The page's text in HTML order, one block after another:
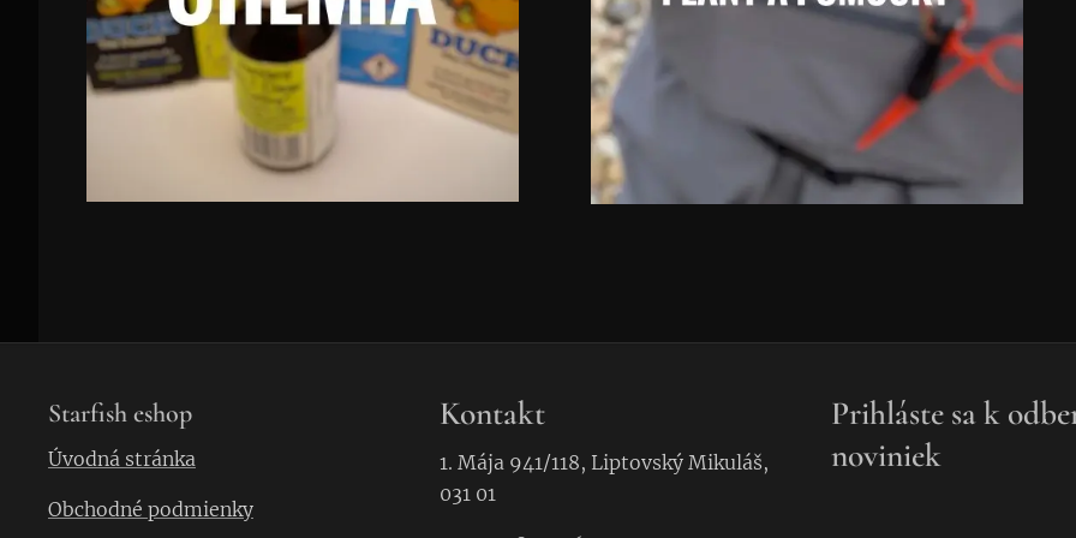
Starfish eshop
Úvodná stránka
Obchodné podmienky
Kontakt
1. Mája 941/118, Liptovský Mikuláš,
031 01
Prihláste sa k
noviniek